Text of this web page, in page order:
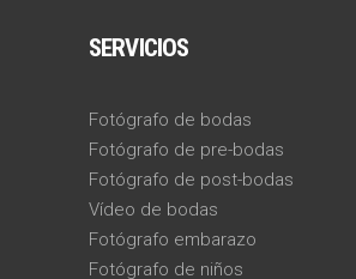
SERVICIOS
Fotógrafo de bodas
Fotógrafo de pre-bodas
Fotógrafo de post-bodas
Vídeo de bodas
Fotógrafo embarazo
Fotógrafo de niños